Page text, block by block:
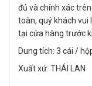
đủ và chính xác
toàn, quý khách vui
tại cửa hàng trước
Dung tích: 3 cái /
Xuất xứ: THÁI LAN